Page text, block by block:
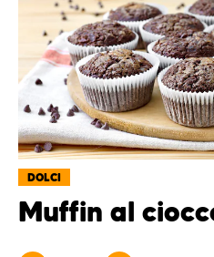
DOLCI
Muffin al